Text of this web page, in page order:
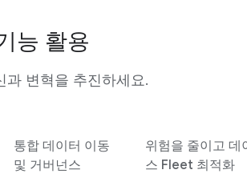
능 활용
변혁을 추진하세요.
통합 데이터 이동
및 거버넌스
위험을 줄이고 데
스 Fleet 최적화